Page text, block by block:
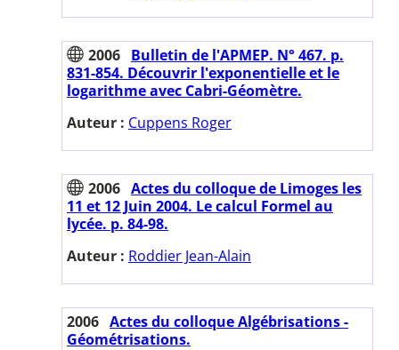
2006 Bulletin de l'APMEP. N° 467. p.
831-854. Découvrir l'exponentielle et le
logarithme avec Cabri-Géomètre.
Auteur : Cuppens Roger
2006 Actes du colloque de Limoges les
11 et 12 Juin 2004. Le calcul Formel au
lycée. p. 84-98.
Auteur : Roddier Jean-Alain
2006 Actes du colloque Algébrisations -
Géométrisations.